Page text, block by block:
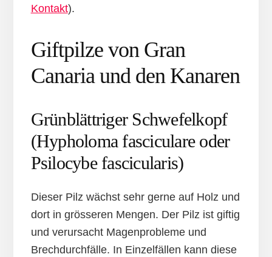
Kontakt).
Giftpilze von Gran
Canaria und den Kanaren
Grünblättriger Schwefelkopf
(Hypholoma fasciculare oder
Psilocybe fascicularis)
Dieser Pilz wächst sehr gerne auf Holz und
dort in grösseren Mengen. Der Pilz ist giftig
und verursacht Magenprobleme und
Brechdurchfälle. In Einzelfällen kann diese